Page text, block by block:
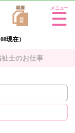
現在）
Tog
士のお仕事